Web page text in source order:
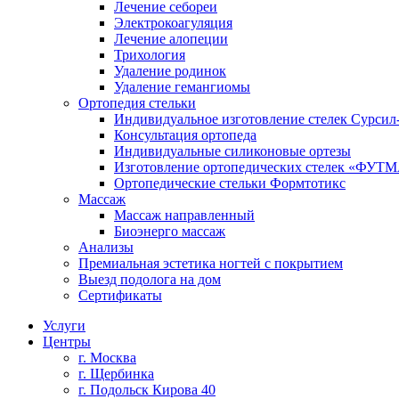
Лечение себореи
Электрокоагуляция
Лечение алопеции
Трихология
Удаление родинок
Удаление гемангиомы
Ортопедия стельки
Индивидуальное изготовление стелек
Консультация ортопеда
Индивидуальные силиконовые ортезы
Изготовление ортопедических стелек
Ортопедические стельки Формтотикс
Массаж
Массаж направленный
Биоэнерго массаж
Анализы
Премиальная эстетика ногтей с покрытием
Выезд подолога на дом
Сертификаты
Услуги
Центры
г. Москва
г. Щербинка
г. Подольск Кирова 40